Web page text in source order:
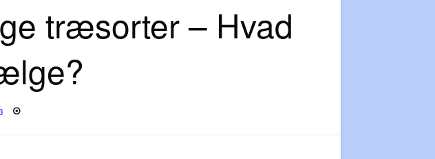
træsorter – Hvad